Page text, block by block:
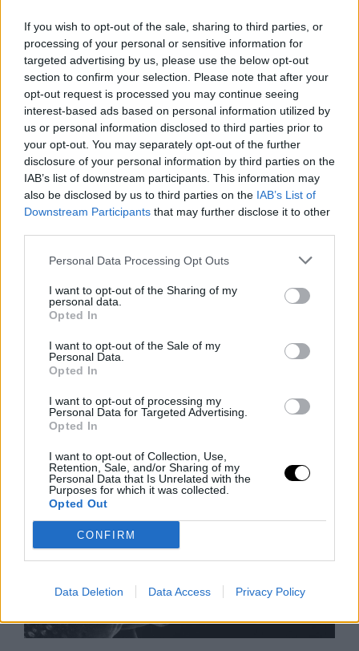
If you wish to opt-out of the sale, sharing to third parties, or
processing of your personal or sensitive information for
targeted advertising by us, please use the below opt-out
section to confirm your selection. Please note that after your
opt-out request is processed you may continue seeing
interest-based ads based on personal information utilized by
us or personal information disclosed to third parties prior to
your opt-out. You may separately opt-out of the further
disclosure of your personal information by third parties on the
IAB’s list of downstream participants. This information may
also be disclosed by us to third parties on the IAB’s List of
Downstream Participants that may further disclose it to other
Personal Data Processing Opt Outs
I want to opt-out of the Sharing of my
personal data.
Opted In
I want to opt-out of the Sale of my
Personal Data.
Opted In
I want to opt-out of processing my
Personal Data for Targeted Advertising.
Opted In
I want to opt-out of Collection, Use,
Retention, Sale, and/or Sharing of my
Personal Data that Is Unrelated with the
Purposes for which it was collected.
Opted Out
CONFIRM
Data Deletion Data Access Privacy Policy
fenntartásához hozzáférést követel az EU-tagállamok
biometrikus adatbázisaihoz, amely gyakorlatilag
zsarolásnak minősül az utazók profilozása és
megfigyelése terén. Az Európai Bizottság
Rooby
augusztus 8, 2026
Bastion Óriás: Miért Kellene a World of
Warcraftnak is Ilyen Tank?
Egy igazi tank osztály, a másik meg csak egy játékos,
aki öltözködik – ki tudod találni, melyik melyik? A Final
Fantasy XIV új Bastion kasztja,
Rooby